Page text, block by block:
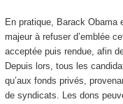
En pratique, Barack Obama
majeur à refuser d’emblée
acceptée puis rendue, afin
Depuis lors, tous les
qu’aux fonds privés,
de syndicats. Les dons